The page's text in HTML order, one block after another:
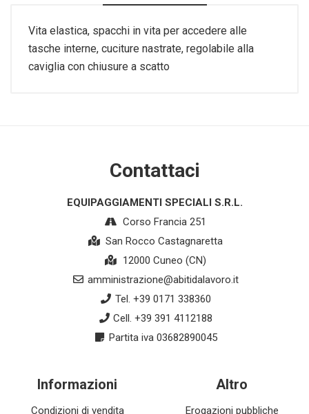
Vita elastica, spacchi in vita per accedere alle
tasche interne, cuciture nastrate, regolabile alla
caviglia con chiusure a scatto
Contattaci
EQUIPAGGIAMENTI SPECIALI S.R.L.
Corso Francia 251
San Rocco Castagnaretta
12000 Cuneo (CN)
amministrazione@abitidalavoro.it
Tel. +39 0171 338360
Cell. +39 391 4112188
Partita iva 03682890045
Informazioni
Condizioni di vendita
Altro
Erogazioni pubbliche